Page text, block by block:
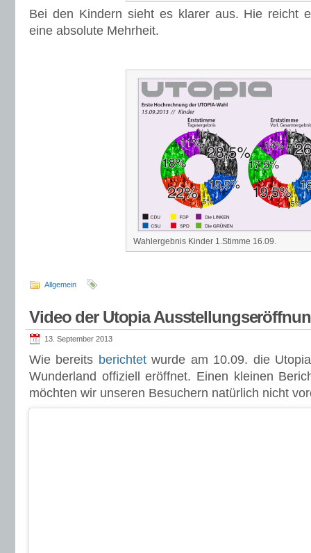
Bei den Kindern sieht es klarer aus. Hie reicht
eine absolute Mehrheit.
Wahlergebnis Kinder 1.Stimme 16.09.
Allgemein
Video der Utopia
13. September 2013
Wie bereits berichtetwurde am 10.09. die
Wunderland offiziell eröffnet. Einen kleinen
möchten wir unseren Besuchern natürlich nicht